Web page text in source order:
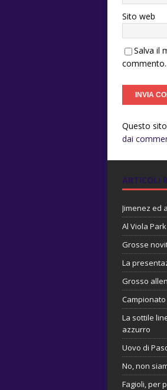
Sito web
Salva il
commento.
Questo
dai
ARTICOLI
Jimenez ed
Al Viola Park
Grosse
La
Grosso
La sottile
azzurro
Uovo di
No, non
Fagioli, per